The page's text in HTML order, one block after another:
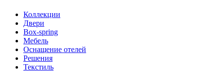
Коллекции
Двери
Box-spring
Мебель
Оснащение отелей
Решения
Текстиль